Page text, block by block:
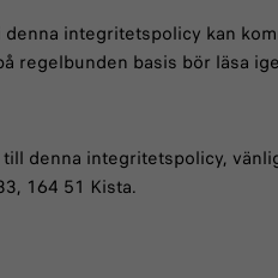
integritetspolicy kan
regelbunden basis bör läsa
denna integritetspolicy,
164 51 Kista.